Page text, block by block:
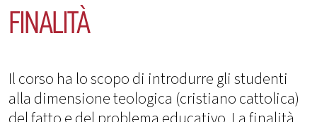
FINALITÀ
Il corso ha lo scopo di introdurre gli studenti
alla dimensione teologica (cristiano cattolica)